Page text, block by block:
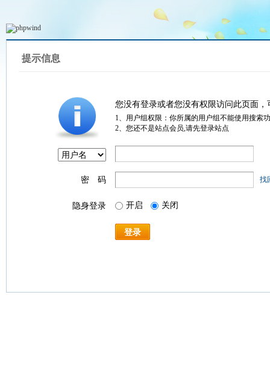
提示信息
您没有登录或者您没有权限访问此页面
1、用户组权限：你所属的用户组不能使用搜索
2、您还不是站点会员,请先登录站点
密 码 找
隐身登录 开启 关闭
登录